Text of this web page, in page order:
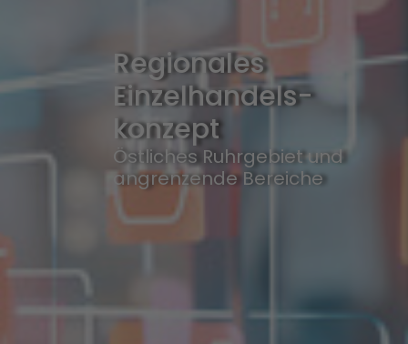
Regionales
Einzelhandels­
konzept
Östliches Ruhrgebiet und
angrenzende Bereiche